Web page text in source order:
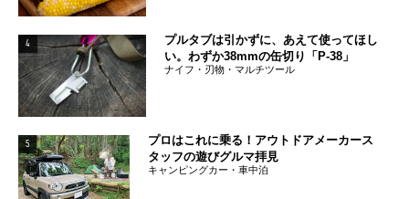
4
プルタブは引かずに、あえて使ってほし
い。わずか38mmの缶切り「P-38」
ナイフ・刃物・マルチツール
5
プロはこれに乗る！アウトドアメーカース
タッフの遊びグルマ拝見
キャンピングカー・車中泊